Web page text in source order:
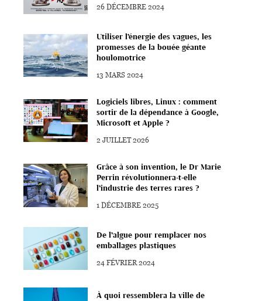
26 DÉCEMBRE 2024
Utiliser l’énergie des vagues, les
promesses de la bouée géante
houlomotrice
13 MARS 2024
Logiciels libres, Linux : comment
sortir de la dépendance à Google,
Microsoft et Apple ?
2 JUILLET 2026
Grâce à son invention, le Dr Marie
Perrin révolutionnera-t-elle
l’industrie des terres rares ?
1 DÉCEMBRE 2025
De l’algue pour remplacer nos
emballages plastiques
24 FÉVRIER 2024
À quoi ressemblera la ville de